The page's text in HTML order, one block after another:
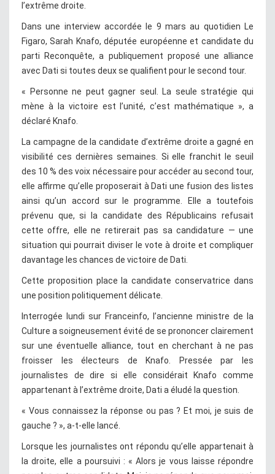
l’extrême droite.
Dans une interview accordée le 9 mars au quotidien Le
Figaro, Sarah Knafo, députée européenne et candidate du
parti Reconquête, a publiquement proposé une alliance
avec Dati si toutes deux se qualifient pour le second tour.
« Personne ne peut gagner seul. La seule stratégie qui
mène à la victoire est l’unité, c’est mathématique », a
déclaré Knafo.
La campagne de la candidate d’extrême droite a gagné en
visibilité ces dernières semaines. Si elle franchit le seuil
des 10 % des voix nécessaire pour accéder au second tour,
elle affirme qu’elle proposerait à Dati une fusion des listes
ainsi qu’un accord sur le programme. Elle a toutefois
prévenu que, si la candidate des Républicains refusait
cette offre, elle ne retirerait pas sa candidature — une
situation qui pourrait diviser le vote à droite et compliquer
davantage les chances de victoire de Dati.
Cette proposition place la candidate conservatrice dans
une position politiquement délicate.
Interrogée lundi sur Franceinfo, l’ancienne ministre de la
Culture a soigneusement évité de se prononcer clairement
sur une éventuelle alliance, tout en cherchant à ne pas
froisser les électeurs de Knafo. Pressée par les
journalistes de dire si elle considérait Knafo comme
appartenant à l’extrême droite, Dati a éludé la question.
« Vous connaissez la réponse ou pas ? Et moi, je suis de
gauche ? », a-t-elle lancé.
Lorsque les journalistes ont répondu qu’elle appartenait à
la droite, elle a poursuivi : « Alors je vous laisse répondre